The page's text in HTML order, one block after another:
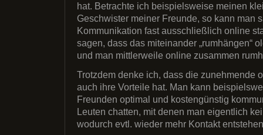
hat. Betrachte ich beispielsweise meinen
Geschwister meiner Freunde, so kann man
Kommunikation fast ausschließlich online
sagen, dass das miteinander „rumhängen“
und man mittlerweile online zusammen
Trotzdem denke ich, dass die zunehmende
auch ihre Vorteile hat. Man kann
Freunden optimal und kostengünstig
Leuten chatten, mit denen man eigentlich
wodurch evtl. wieder mehr Kontakt